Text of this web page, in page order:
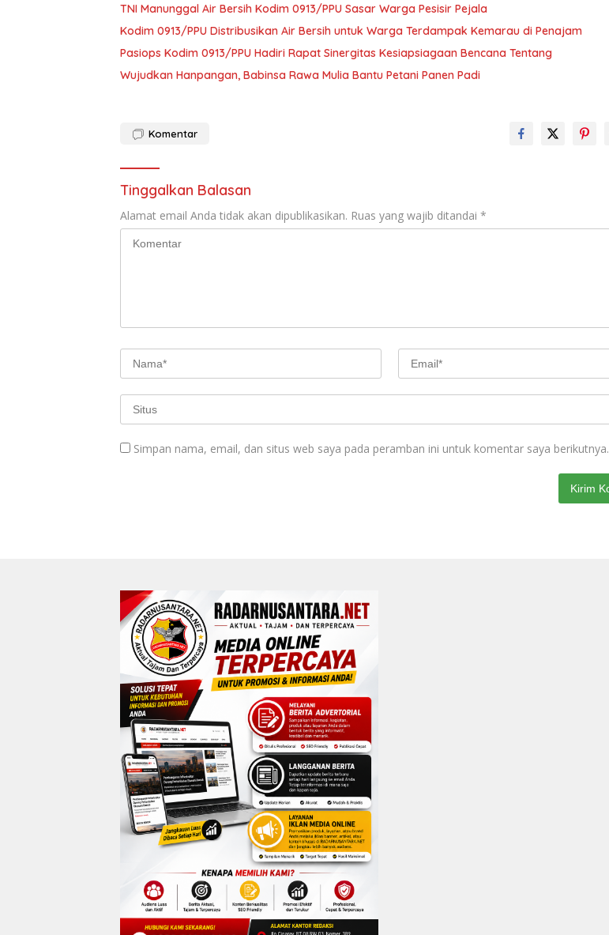
TNI Manunggal Air Bersih Kodim 0913/PPU Sasar Warga Pesisir Pejala
Kodim 0913/PPU Distribusikan Air Bersih untuk Warga Terdampak Kemarau di Penajam
Pasiops Kodim 0913/PPU Hadiri Rapat Sinergitas Kesiapsiagaan Bencana Tentang
Wujudkan Hanpangan, Babinsa Rawa Mulia Bantu Petani Panen Padi
Komentar
Tinggalkan Balasan
Alamat email Anda tidak akan dipublikasikan. Ruas yang wajib ditandai *
Simpan nama, email, dan situs web saya pada peramban ini untuk komentar saya berikutnya.